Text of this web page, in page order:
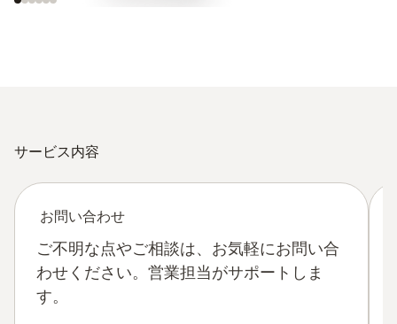
サービス内容
お問い合わせ
ご不明な点やご相談は、お気軽にお問い合
わせください。営業担当がサポートしま
す。